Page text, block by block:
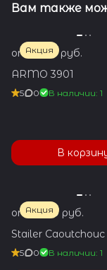
Вам также
Акция
от 1 200 руб.
ARMO 3901
5 0 В наличии: 1
В
Акция
от 3 600 руб.
Stailer Caoutchouc
5 0 В наличии: 1